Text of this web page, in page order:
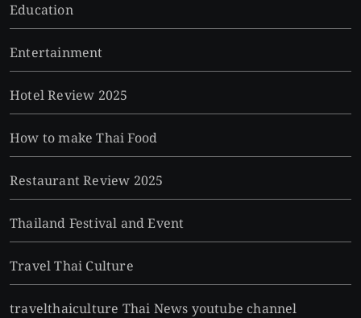
Education
Entertainment
Hotel Review 2025
How to make Thai Food
Restaurant Review 2025
Thailand Festival and Event
Travel Thai Culture
travelthaiculture Thai News youtube channel